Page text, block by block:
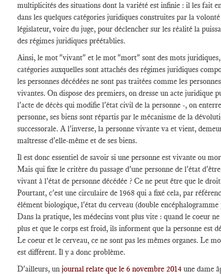
multiplicités des situations dont la variété est infinie : il les fait
dans les quelques catégories juridiques construites par la
législateur, voire du juge, pour déclencher sur les réalité la
des régimes juridiques préétablies.
Ainsi, le mot "vivant" et le mot "mort" sont des mots juridiques,
catégories auxquelles sont attachés des régimes juridiques
les personnes décédées ne sont pas traitées comme les personnes
vivantes. On dispose des premiers, on dresse un acte juridique
l'acte de décès qui modifie l'état civil de la personne -, on
personne, ses biens sont répartis par le mécanisme de la
successorale. A l'inverse, la personne vivante va et vient,
maîtresse d'elle-même et de ses biens.
Il est donc essentiel de savoir si une personne est vivante ou
Mais qui fixe le critère du passage d'une personne de l'état d'être
vivant à l'état de personne décédée ? Ce ne peut être que le
Pourtant, c'est une circulaire de 1968 qui a fixé cela, par
élément biologique, l'état du cerveau (double
Dans la pratique, les médecins vont plus vite : quand le coeur
plus et que le corps est froid, ils informent que la personne est
Le coeur et le cerveau, ce ne sont pas les mêmes organes. Le
est différent. Il y a donc problème.
D'ailleurs, un journal relate que le 6 novembre 2014 une dame